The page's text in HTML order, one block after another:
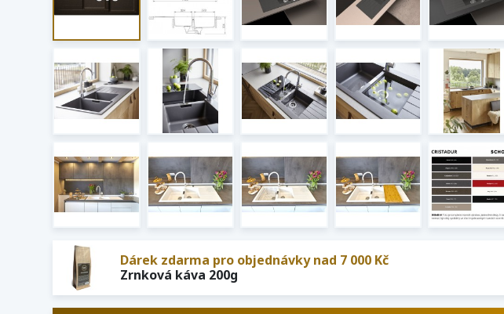
Dárek zdarma pro objednávky nad 7 000 Kč
Zrnková káva 200g